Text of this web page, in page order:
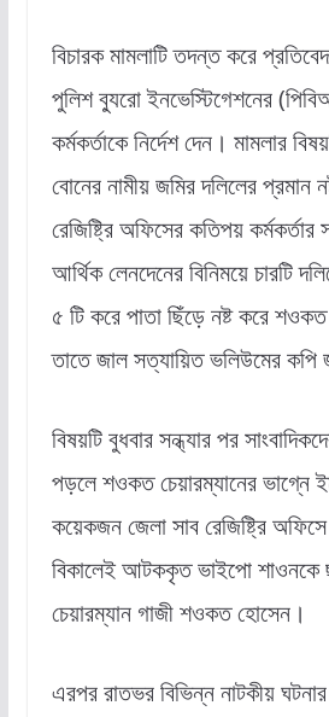
বিচারক মামলাটি তদন্ত করে
পুলিশ ব্যুরো ইনভেস্টিগেশনের
কর্মকর্তাকে নির্দেশ দেন। মামলার
বোনের নামীয় জমির দলিলের প্রমান
রেজিষ্ট্রি অফিসের কতিপয় কর্মকর্তার
আর্থিক লেনদেনের বিনিময়ে চারটি
৫ টি করে পাতা ছিঁড়ে নষ্ট করে
তাতে জাল সত্যায়িত ভলিউমের কপি
বিষয়টি বুধবার সন্ধ্যার পর
পড়লে শওকত চেয়ারম্যানের ভাগ্নে
কয়েকজন জেলা সাব রেজিষ্ট্রি
বিকালেই আটককৃত ভাইপো শাওনকে
চেয়ারম্যান গাজী শওকত হোসেন।
এরপর রাতভর বিভিন্ন নাটকীয়